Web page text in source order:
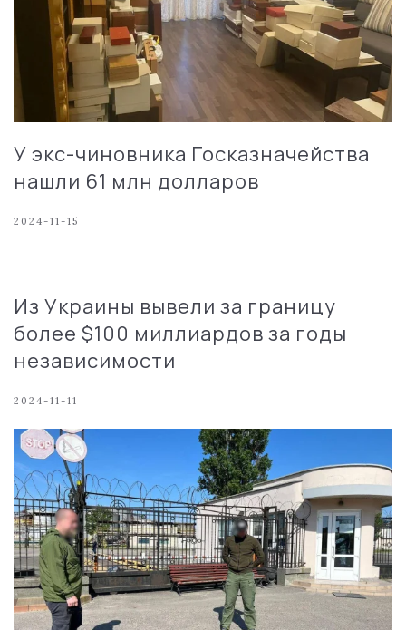
У экс-чиновника Госказначейства
нашли 61 млн долларов
2024-11-15
Из Украины вывели за границу
более $100 миллиардов за годы
независимости
2024-11-11